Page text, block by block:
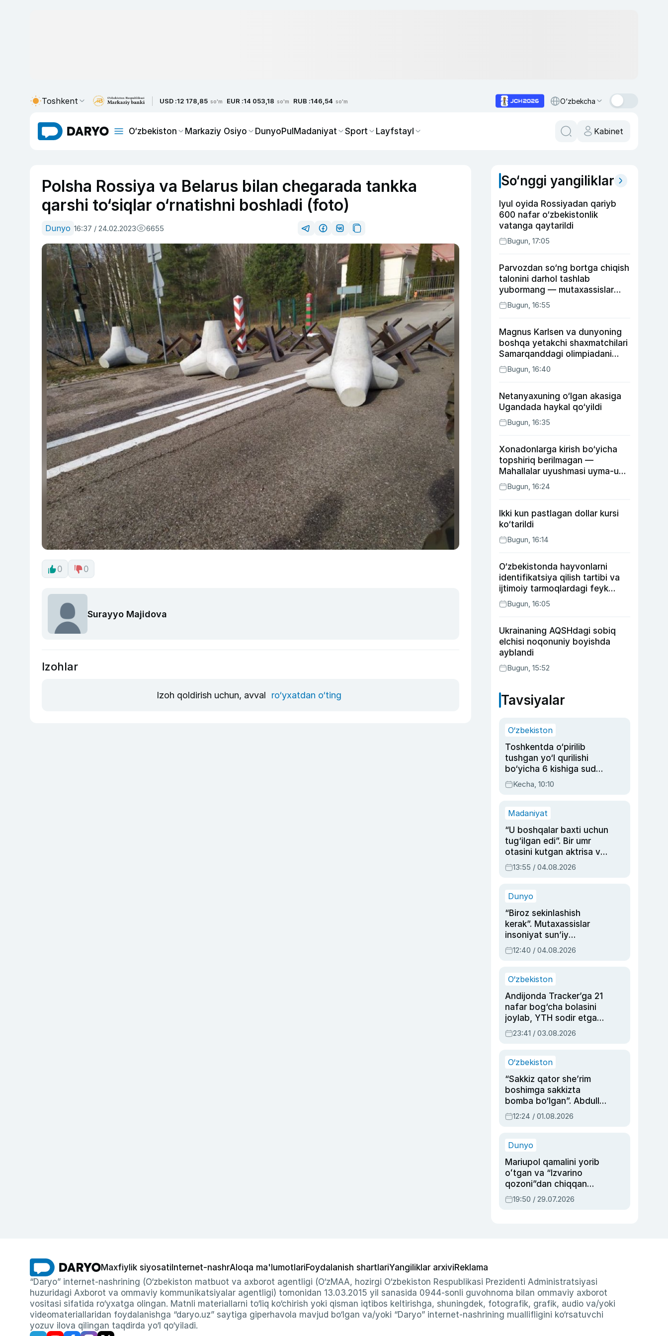
Toshkent USD :12 178,85 so'm EUR :14 053,18 so'm RUB :146,54 so'm O‘zbekcha
O‘zbekiston Markaziy Osiyo DunyoPulMadaniyat Sport Layfstayl Kabinet
Polsha Rossiya va Belarus bilan chegarada tankka
qarshi to‘siqlar o‘rnatishni boshladi (foto)
Dunyo 16:37 / 24.02.2023 6655
0 0
Surayyo Majidova
Izohlar
Izoh qoldirish uchun, avval ro‘yxatdan o‘ting
So‘nggi yangiliklar
Iyul oyida Rossiyadan qariyb
600 nafar o‘zbekistonlik
vatanga qaytarildi
Bugun, 17:05
Parvozdan so‘ng bortga chiqish
talonini darhol tashlab
yubormang — mutaxassislar
buning sababini tushuntirdi
Bugun, 16:55
Magnus Karlsen va dunyoning
boshqa yetakchi shaxmatchilari
Samarqanddagi olimpiadani
o‘tkazib yuboradi
Bugun, 16:40
Netanyaxuning o‘lgan akasiga
Ugandada haykal qo‘yildi
Bugun, 16:35
Xonadonlarga kirish bo‘yicha
topshiriq berilmagan —
Mahallalar uyushmasi uyma-uy
yurgan mas’ullar haqida
Bugun, 16:24
Ikki kun pastlagan dollar kursi
ko‘tarildi
Bugun, 16:14
O‘zbekistonda hayvonlarni
identifikatsiya qilish tartibi va
ijtimoiy tarmoqlardagi feyk
xabarlarga izoh berildi
Bugun, 16:05
Ukrainaning AQSHdagi sobiq
elchisi noqonuniy boyishda
ayblandi
Bugun, 15:52
Tavsiyalar
O‘zbekiston
Toshkentda o‘pirilib
tushgan yo‘l qurilishi
bo‘yicha 6 kishiga sud
hukmi o‘qildi
Kecha, 10:10
Madaniyat
“U boshqalar baxti uchun
tug‘ilgan edi”. Bir umr
otasini kutgan aktrisa va
dublyaj ustasi Rimma
Ahmedovaning
13:55 / 04.08.2026
Dunyo
“Biroz sekinlashish
kerak”. Mutaxassislar
insoniyat sun’iy
intellektni boshqara
olmay qolishidan xavotir
12:40 / 04.08.2026
O‘zbekiston
Andijonda Tracker’ga 21
nafar bog‘cha bolasini
joylab, YTH sodir etgan
ayolga sud hukmi o‘qildi
23:41 / 03.08.2026
O‘zbekiston
“Sakkiz qator she’rim
boshimga sakkizta
bomba bo‘lgan”. Abdulla
Oripovni siyosiy
ayblovlardan asrab
12:24 / 01.08.2026
Dunyo
Mariupol qamalini yorib
oʻtgan va “Izvarino
qozoni”dan chiqqan
qahramon — Ukraina
armiyasi bosh
19:50 / 29.07.2026
Maxfiylik siyosati Internet-nashrAloqa ma'lumotlariFoydalanish shartlariYangiliklar arxiviReklama
“Daryo” internet-nashrining (O‘zbekiston matbuot va axborot agentligi (O‘zMAA, hozirgi O‘zbekiston Respublikasi Prezidenti Administratsiyasi
huzuridagi Axborot va ommaviy kommunikatsiyalar agentligi) tomonidan 13.03.2015 yil sanasida 0944-sonli guvohnoma bilan ommaviy axborot
vositasi sifatida ro‘yxatga olingan. Matnli materiallarni to‘liq ko‘chirish yoki qisman iqtibos keltirishga, shuningdek, fotografik, grafik, audio va/yoki
videomateriallaridan foydalanishga “daryo.uz” saytiga giperhavola mavjud bo‘lgan va/yoki “Daryo” internet-nashrining muallifligini ko‘rsatuvchi
yozuv ilova qilingan taqdirda yo‘l qo‘yiladi.